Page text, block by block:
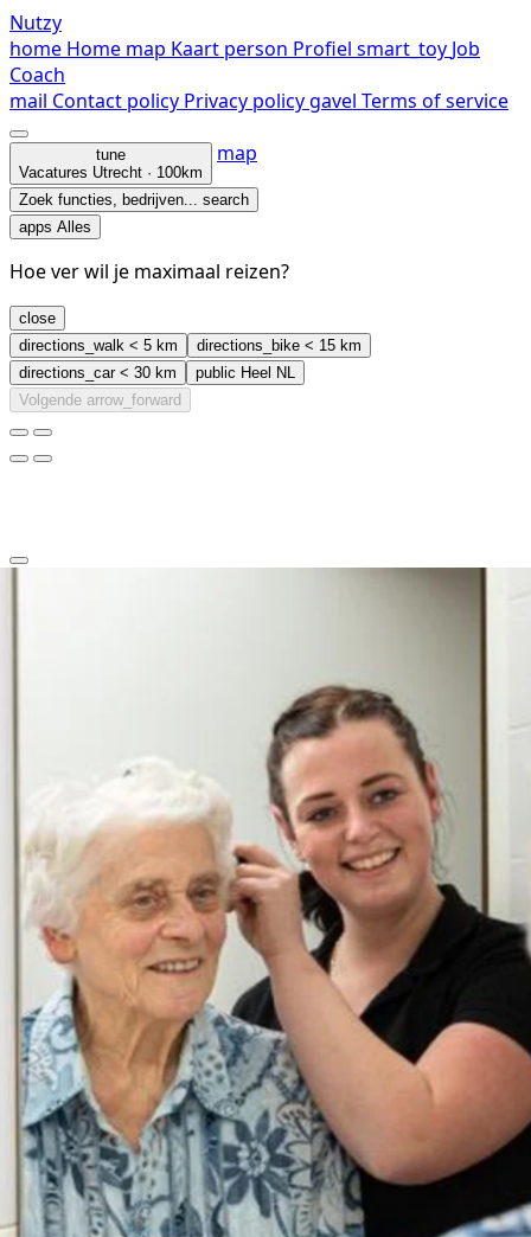
Nutzy
home Home map Kaart person Profiel smart_toy Job
Coach
mail Contact policy Privacy policygavel Terms of service
tune
Vacatures Utrecht · 100km
map
Zoek functies, bedrijven... search
apps Alles
Hoe ver wil je maximaal reizen?
close
directions_walk < 5 km directions_bike < 15 km
directions_car< 30 km public Heel NL
Volgende arrow_forward